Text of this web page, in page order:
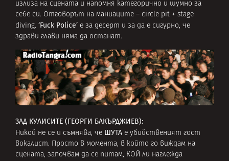
излиза на сцената и напомня категорично и шумно за
себе си. Отговорът на маниаците – circle pit + stage
diving. ‘Fuck Police’ е за десерт и за да е сигурно, че
здрави глави няма да останат.
ЗАД КУЛИСИТЕ (ГЕОРГИ БАКЪРДЖИЕВ):
Никой не се и съмнява, че ШУТА е убийственият гост
вокалист. Просто в момента, в който го виждам на
сцената, започвам да се питам, КОЙ ли наглежда